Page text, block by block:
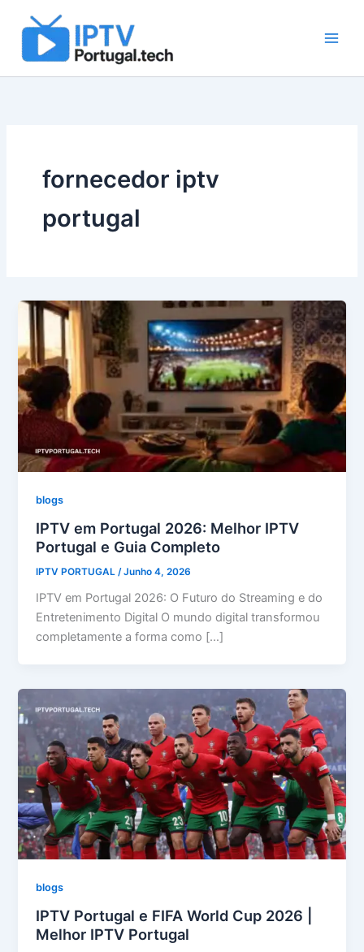
content
fornecedor iptv
portugal
blogs
IPTV em Portugal 2026: Melhor IPTV
Portugal e Guia Completo
IPTV PORTUGAL /Junho 4, 2026
IPTV em Portugal 2026: O Futuro do Streaming e do
Entretenimento Digital O mundo digital transformou
completamente a forma como […]
blogs
IPTV Portugal e FIFA World Cup 2026 |
Melhor IPTV Portugal